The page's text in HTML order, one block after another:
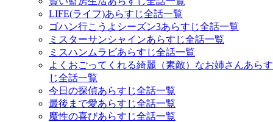
LIFE(ライフ)あらすじ全話一覧
ゴハン行こうよシーズン3あらすじ全話一覧
ミスターサンシャインあらすじ全話一覧
ミスハンムラビあらすじ全話一覧
よくおごってくれる綺麗（素敵）なお姉さんあらす
じ全話一覧
今日の探偵あらすじ全話一覧
最後まで愛あらすじ全話一覧
魔性の喜びあらすじ全話一覧